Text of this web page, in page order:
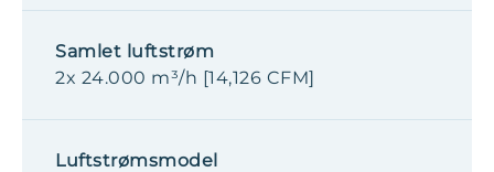
Samlet luftstrøm
2x 24.000 m³/h [14,126 CFM]
Luftstrømsmodel